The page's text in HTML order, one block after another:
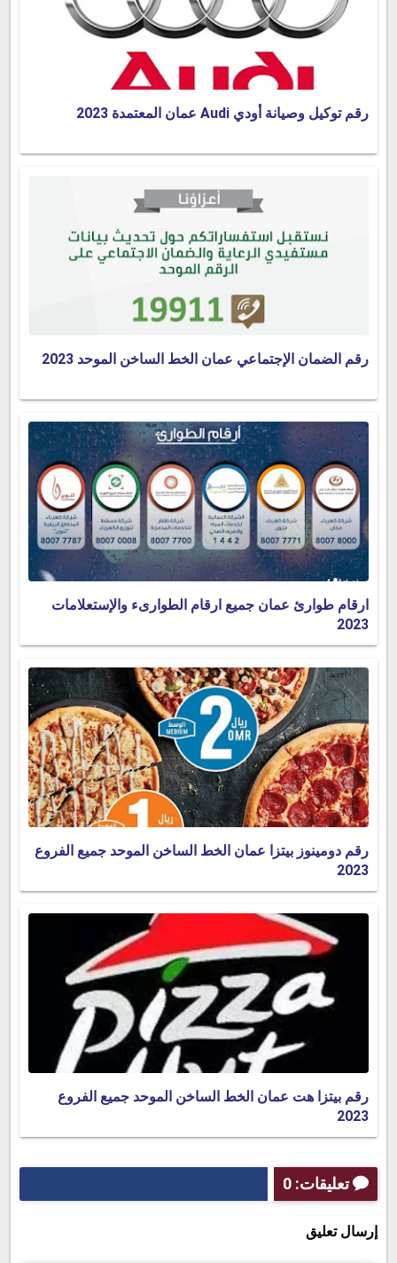
رقم توكيل وصيانة أودي Audi عمان المعتمدة 2023
رقم الضمان الإجتماعي عمان الخط الساخن الموحد 2023
ارقام طوارئ عمان جميع ارقام الطوارىء والإستعلامات
2023
رقم دومينوز بيتزا عمان الخط الساخن الموحد جميع الفروع
2023
رقم بيتزا هت عمان الخط الساخن الموحد جميع الفروع
2023
تعليقات: 0
إرسال تعليق